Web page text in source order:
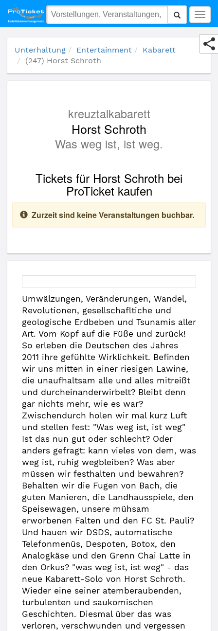
(247) Horst Schroth
Unterhaltung Entertainment
Kabarett
(247) Horst Schroth
kreuztalkabarett
Horst Schroth
Was weg ist, ist weg.
Tickets für Horst Schroth bei
ProTicket kaufen
Zurzeit sind keine Veranstaltungen buchbar.
Umwälzungen, Veränderungen, Wandel,
Revolutionen, gesellschafltiche und
geologische Erdbeben und Tsunamis aller
Art. Vom Kopf auf die Füße und zurück!
So erleben die Deutschen des Jahres
2011 ihre gefühlte Wirklichkeit. Befinden
wir uns mitten in einer riesigen Lawine,
die unaufhaltsam alle und alles mitreißt
und durcheinanderwirbelt? Bleibt denn
gar nichts mehr, wie es war?
Zwischendurch holen wir mal kurz Luft
und stellen fest: "Was weg ist, ist weg"
Ist das nun gut oder schlecht? Oder
anders gefragt: kann vieles von dem, was
weg ist, ruhig wegbleiben? Was aber
müssen wir festhalten und bewahren?
Behalten wir die Fugen von Bach, die
guten Manieren, die Landhausspiele, den
Speisewagen, unsere mühsam
erworbenen Falten und den FC St. Pauli?
Und hauen wir DSDS, automatische
Telefonmenüs, Despoten, Botox, den
Analogkäse und den Grenn Chai Latte in
den Orkus? "was weg ist, ist weg" - das
neue Kabarett-Solo von Horst Schroth.
Wieder eine seiner atemberaubenden,
turbulenten und saukomischen
Geschichten. Diesmal über das was
verloren, verschwunden und vergessen